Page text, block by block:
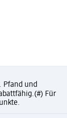
Pfand und
(#) Für